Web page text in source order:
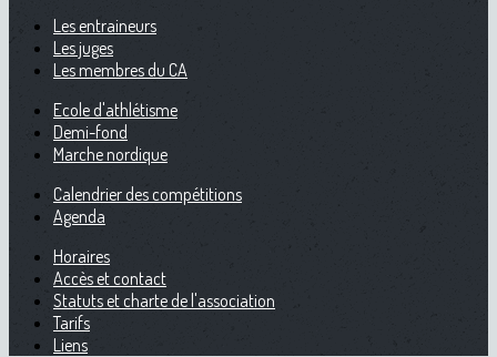
Les entraineurs
Les juges
Les membres du CA
Ecole d'athlétisme
Demi-fond
Marche nordique
Calendrier des compétitions
Agenda
Horaires
Accès et contact
Statuts et charte de l'association
Tarifs
Liens